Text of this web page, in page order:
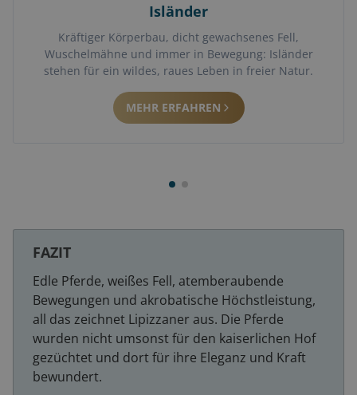
Isländer
Kräftiger Körperbau, dicht gewachsenes Fell,
Wuschelmähne und immer in Bewegung: Isländer
stehen für ein wildes, raues Leben in freier Natur.
MEHR ERFAHREN
FAZIT
Edle Pferde, weißes Fell, atemberaubende
Bewegungen und akrobatische Höchstleistung,
all das zeichnet Lipizzaner aus. Die Pferde
wurden nicht umsonst für den kaiserlichen Hof
gezüchtet und dort für ihre Eleganz und Kraft
bewundert.